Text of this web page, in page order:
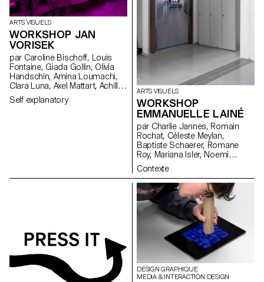
ARTS VISUELS
WORKSHOP JAN
VORISEK
par Caroline Bischoff, Louis
Fontaine, Giada Gollin, Olivia
Handschin, Amina Loumachi,
Clara Luna, Axel Mattart, Achille
Meier, Charlie Schär, Jamie
Soria, Nayla Younes, Mayalène
Self explanatory
ARTS VISUELS
WORKSHOP
EMMANUELLE LAINÉ
par Charlie Jannes, Romain
Rochat, Céleste Meylan,
Baptiste Schaerer, Romane
Roy, Mariana Isler, Noemi
Leneman, Anna Kawahara, Tom
Grbic, Julie Wuhrmann
Contexte
DESIGN GRAPHIQUE
MEDIA & INTERACTION DESIGN